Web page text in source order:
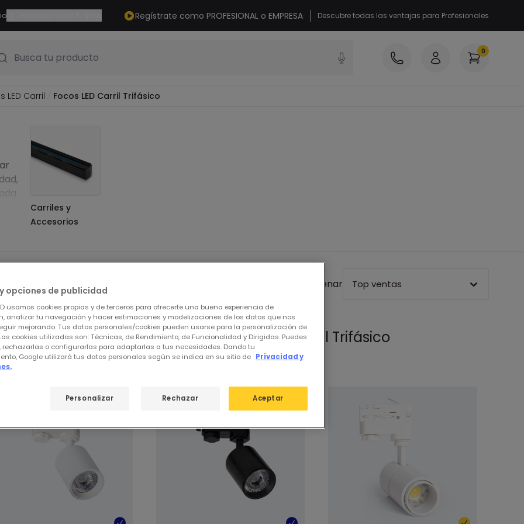
Regístrate como PROFESIONAL o EMPRESA Descubre todas las ventajas para Profesionales
Busca tu producto 0
LED Carril Focos LED Carril Trifásico
Carriles y
Accesorios
31 de 146 productos Ordenar Top ventas
productos destacados deFocos LED Carril Trifásico
opciones de publicidad
usamos cookies propias y de terceros para ofrecerte una buena experiencia de
analizar tu navegación y hacer estimaciones y modelizaciones de los datos que nos
mejorando. Tus datos personales/cookies pueden usarse para la personalización de
cookies utilizadas son: Técnicas, de Rendimiento, de Funcionalidad y Dirigidas. Puedes
rechazarlas o configurarlas para adaptarlas a tus necesidades. Dando tu
Google utilizará tus datos personales según se indica en su sitio de Privacidad y
Rechazar Aceptar
Personalizar